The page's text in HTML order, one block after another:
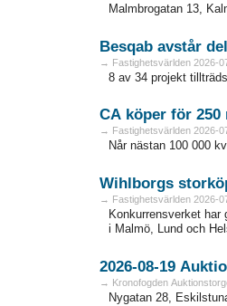
Malmbrogatan 13,
Besqab avstår
→ Fastighetsvärlden 2026-
8 av 34 projekt tillträds
CA köper för 250
→ Fastighetsvärlden 2026-
Når nästan 100 000
Wihlborgs
→ Fastighetsvärlden 2026-
Konkurrensverket
i Malmö, Lund och
→ Kronofogden
Nygatan 28,